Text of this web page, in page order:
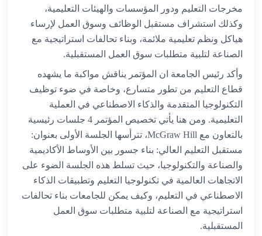
مخرجات التعليم ودور المؤسسات والهيئات التعليمية،
وكذلك استشراف مستقبل الوظائف وسوق العمل لإرساء
هياكل ونظم تعليمية ملائمة، وبناء تحالفات استراتيجية مع
الصناعة لتلبية متطلبات سوق العمل المستقبلية.
وأكد رئيس الجامعة ان المؤتمر يناقش مواكبة ما يشهده
قطاع التعليم من تطور متسارع، وخاصة في ضوء توظيف
التكنولوجيا المتقدمة والذكاء الاصطناعي في العملية
التعليمية. ومن هنا يأتي تخصيص المؤتمر 4 جلسات رئيسية
بالتعاون مع McGraw Hill، تترأسها الجلسة الأولى بعنوان:
مستقبل التعليم العالي: بناء جسور بين الأوساط الأكاديمية
والصناعة والتكنولوجيا، حيث تسلط هذه الجلسة الضوء على
الاتجاهات العالمية في تكنولوجيا التعليم وتطبيقات الذكاء
الاصطناعي في التعليم، وكيف يمكن للجامعات بناء تحالفات
استراتيجية مع الصناعة لتلبية متطلبات سوق العمل
المستقبلية.